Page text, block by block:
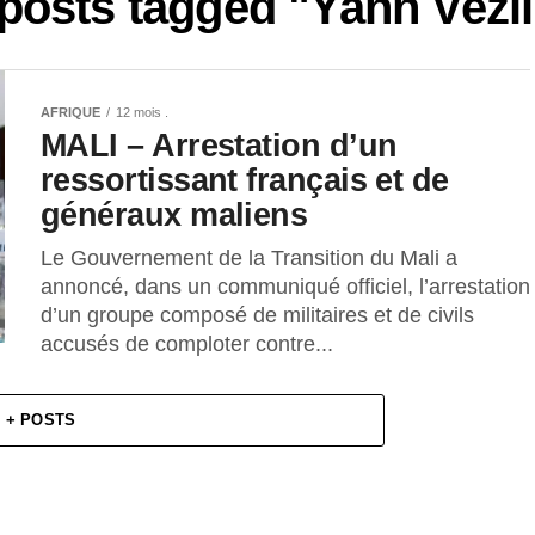
AFRIQUE 12 mois .
MALI – Arrestation d’un
ressortissant français et de
généraux maliens
Le Gouvernement de la Transition du Mali a
annoncé, dans un communiqué officiel, l’arrestation
d’un groupe composé de militaires et de civils
accusés de comploter contre...
+ POSTS